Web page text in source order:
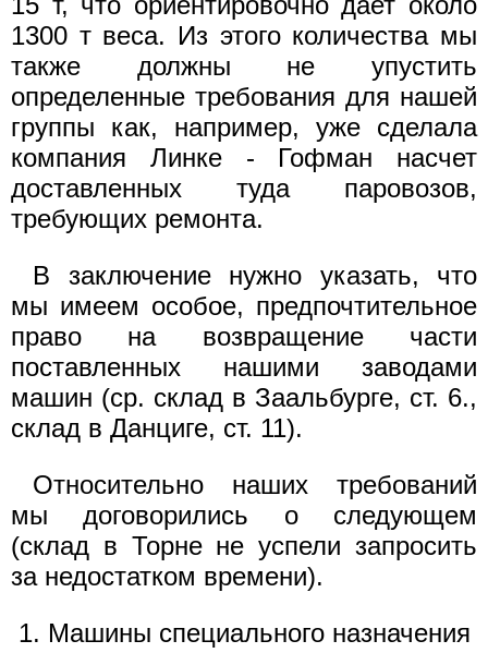
1300 т веса. Из этого количества мы
также должны не упустить
определенные требования для нашей
группы как, например, уже сделала
компания Линке - Гофман насчет
доставленных туда паровозов,
требующих ремонта.
В заключение нужно указать, что
мы имеем особое, предпочтительное
право на возвращение части
поставленных нашими заводами
машин (ср. склад в Заальбурге, ст. 6.,
склад в Данциге, ст. 11).
Относительно наших требований
мы договорились о следующем
(склад в Торне не успели запросить
за недостатком времени).
1. Машины специального назначения